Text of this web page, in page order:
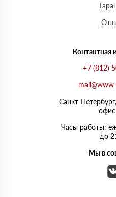
Контактная
+7 (812)
Санкт-
Часы работы:
до
Мы в